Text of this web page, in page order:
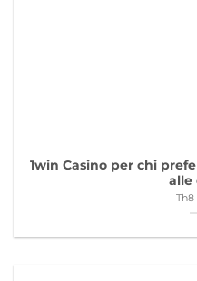
1win Casino per chi
alle
Th8